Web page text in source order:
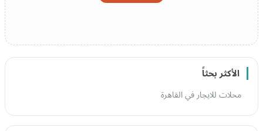
الأكثر بحثاً
محلات للايجار في القاهرة